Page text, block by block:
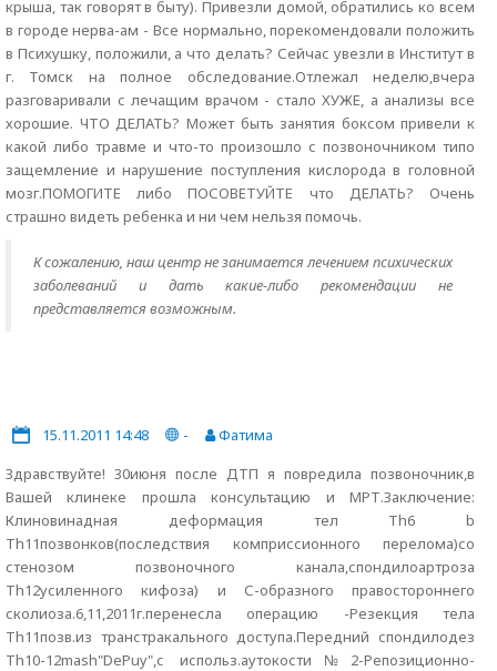
крыша, так говорят в быту). Привезли домой, обратились ко всем
в городе нерва-ам - Все нормально, порекомендовали положить
в Психушку, положили, а что делать? Сейчас увезли в Институт в
г. Томск на полное обследование.Отлежал неделю,вчера
разговаривали с лечащим врачом - стало ХУЖЕ, а анализы все
хорошие. ЧТО ДЕЛАТЬ? Может быть занятия боксом привели к
какой либо травме и что-то произошло с позвоночником типо
защемление и нарушение поступления кислорода в головной
мозг.ПОМОГИТЕ либо ПОСОВЕТУЙТЕ что ДЕЛАТЬ? Очень
страшно видеть ребенка и ни чем нельзя помочь.
К сожалению, наш центр не занимается лечением психических
заболеваний и дать какие-либо рекомендации не
представляется возможным.
15.11.2011 14:48 -
Фатима
Здравствуйте! 30июня после ДТП я повредила позвоночник,в
Вашей клинеке прошла консультацию и МРТ.Заключение:
Клиновинадная деформация тел Th6 b
Th11позвонков(последствия комприссионного перелома)со
стенозом позвоночного канала,спондилоартроза
Th12усиленного кифоза) и С-образного правостороннего
сколиоза.6,11,2011г.перенесла операцию -Резекция тела
Th11позв.из транстракального доступа.Передний спондилодез
Th10-12mash"DePuу",с использ.аутокости№2-Репозиционно-